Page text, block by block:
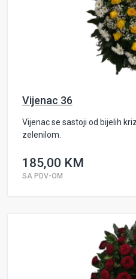
Vijenac 36
Vijenac se sastoji od bijelih
zelenilom.
185,00 KM
SA PDV-OM